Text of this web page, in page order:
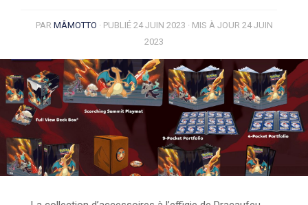
PAR MÂMOTTO · PUBLIÉ 24 JUIN 2023 · MIS À JOUR 24 JUIN
2023